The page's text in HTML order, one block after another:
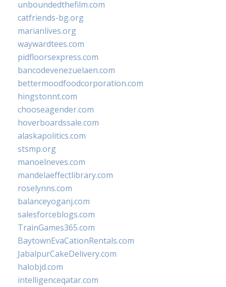
unboundedthefilm.com
catfriends-bg.org
marianlives.org
waywardtees.com
pidfloorsexpress.com
bancodevenezuelaen.com
bettermoodfoodcorporation.com
hingstonnt.com
chooseagender.com
hoverboardssale.com
alaskapolitics.com
stsmp.org
manoelneves.com
mandelaeffectlibrary.com
roselynns.com
balanceyoganj.com
salesforceblogs.com
TrainGames365.com
BaytownEvaCationRentals.com
JabalpurCakeDelivery.com
halobjd.com
intelligenceqatar.com